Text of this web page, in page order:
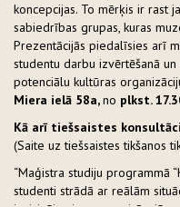
koncepcijas. To mērķis ir rast
sabiedrības grupas, kuras
Prezentācijās piedalīsies arī
studentu darbu izvērtēšanā
potenciālu kultūras
Miera ielā 58a,no plkst.
Kā arī tiešsaistes
(Saite uz tiešsaistes tikšanos
“Maģistra studiju programmā
studenti strādā ar reālām